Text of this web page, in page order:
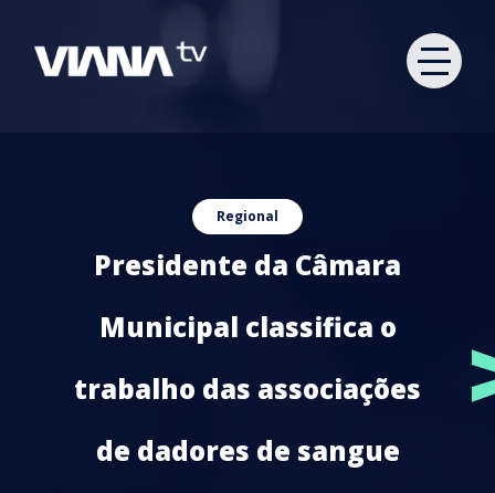
Regional
Presidente da Câmara
Municipal classifica o
trabalho das associações
de dadores de sangue